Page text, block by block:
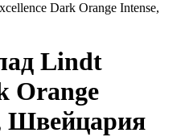
Dark Orange Intense,
Lindt
Orange
Швейцария